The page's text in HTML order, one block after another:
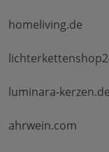
homeliving.de
luminara-kerzen.de
ahrwein.com